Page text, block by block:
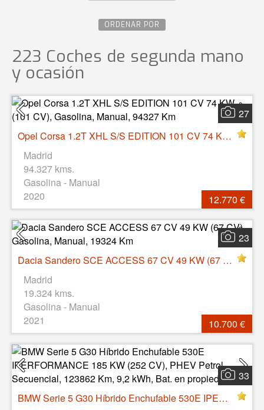
ORDENAR POR
223 Coches de segunda mano
y ocasión
27
Opel Corsa 1.2T XHL S/S EDITION 101 CV 74 KW (101 CV), Gasolina, Manual, 94327 Km
Madrid
94.327 kms.
Gasolina - Manual
2020
12.770 €
23
Dacia Sandero SCE ACCESS 67 CV 49 KW (67 CV), Gasolina, Manual, 19324 Km
Madrid
19.324 kms.
Gasolina - Manual
2021
10.700 €
33
BMW Serie 5 G30 Híbrido Enchufable 530E IPERFORMANCE 185 KW (252 CV), PHEV Petrol, Secuencial, 123862 Km, 9,2 kWh, Bat. en propiedad